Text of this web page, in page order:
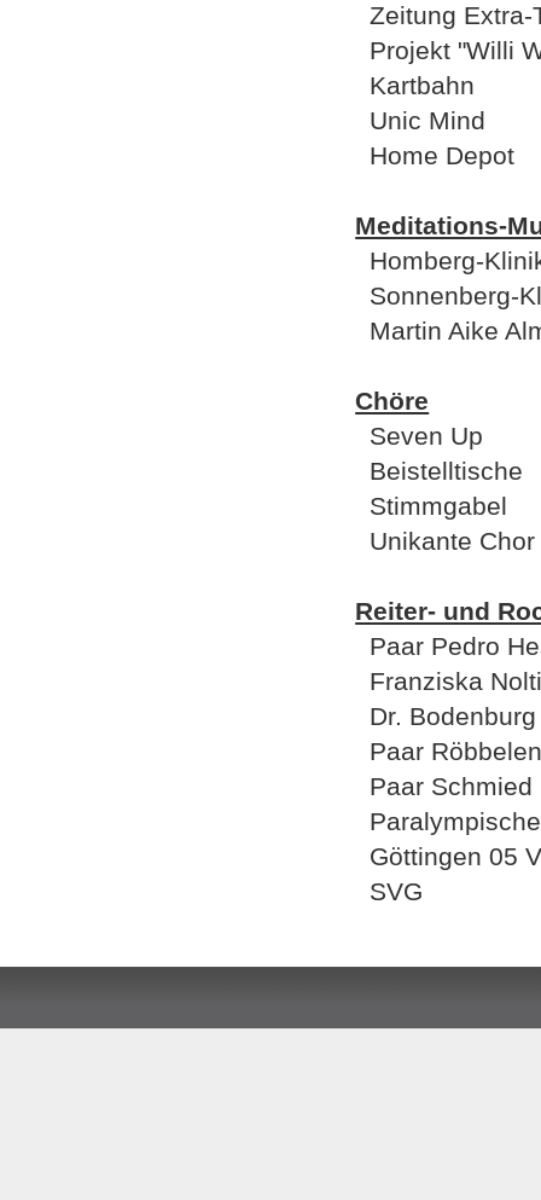
Zeitung Extra-
Projekt "Willi
Kartbahn
Unic Mind
Home Depot
Meditations-
Homberg-
Sonnenberg-
Martin Aike
Chöre
Seven Up
Beistelltische
Stimmgabel
Unikante Chor
Reiter- und
Paar Pedro
Franziska
Dr. Bodenburg
Paar
Paar Schmied
Göttingen 05
SVG